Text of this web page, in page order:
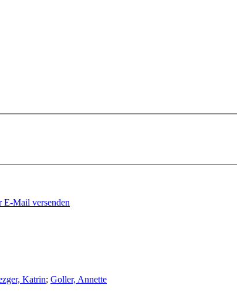
E-Mail versenden
Katrin; Goller, Annette